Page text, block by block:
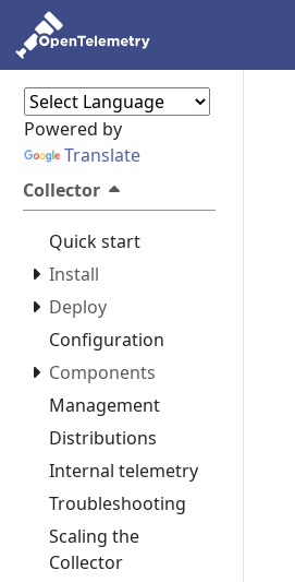
Powered by
Translate
Collector
Quick start
Install
Deploy
Configuration
Components
Management
Distributions
Internal telemetry
Troubleshooting
Scaling the
Collector